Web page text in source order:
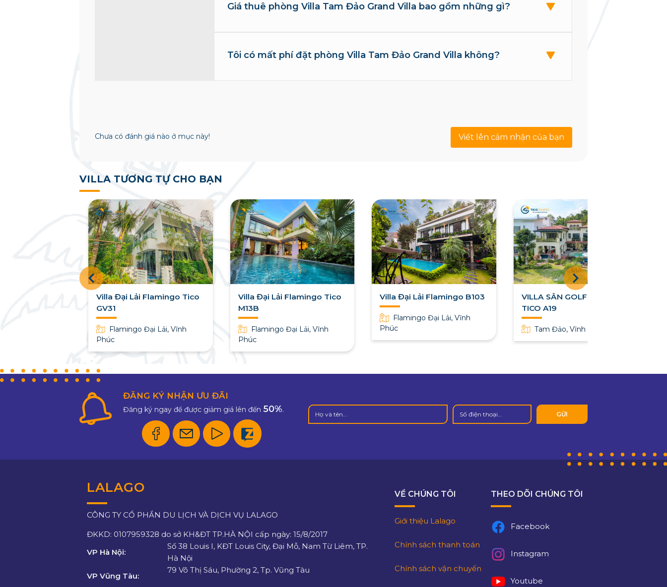
Giá thuê phòng Villa Tam Đảo Grand Villa bao gồm những gì?
Tôi có mất phí đặt phòng Villa Tam Đảo Grand Villa không?
Viết lên cảm nhận của bạn
Chưa có đánh giá nào ở mục này!
VILLA TƯƠNG TỰ CHO BẠN
Villa Đại Lải Flamingo Tico
GV31
Flamingo Đại Lải, Vĩnh
Phúc
Villa Đại Lải Flamingo Tico
M13B
Flamingo Đại Lải, Vĩnh
Phúc
Villa Đại Lải Flamingo B103
Flamingo Đại Lải, Vĩnh
Phúc
VILLA SÂN GOLF TAM ĐẢO
TICO A19
Tam Đảo, Vĩnh Phúc
ĐĂNG KÝ NHẬN ƯU ĐÃI
Đăng ký ngay để được giảm giá lên đến 50%.
LALAGO
CÔNG TY CỔ PHẦN DU LỊCH VÀ DỊCH VỤ LALAGO
ĐKKD: 0107959328 do sở KH&ĐT TP.HÀ NỘI cấp ngày: 15/8/2017
VP Hà Nội:
Số 38 Louis I, KĐT Louis City, Đại Mỗ, Nam Từ Liêm, TP.
Hà Nội
VP Vũng Tàu:
79 Võ Thị Sáu, Phường 2, Tp. Vũng Tàu
VỀ CHÚNG TÔI
Giới thiệu Lalago
Chính sách thanh toán
Chính sách vận chuyển
THEO DÕI CHÚNG TÔI
Facebook
Instagram
Youtube